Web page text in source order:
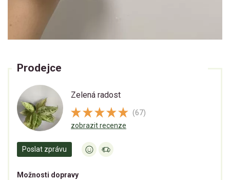
Prodejce
Zelená radost
(67)
zobrazit recenze
Poslat zprávu
Možnosti dopravy